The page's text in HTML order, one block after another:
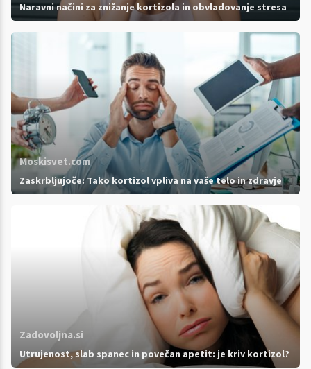
Naravni načini za znižanje kortizola in obvladovanje stresa
Moskisvet.com
Zaskrbljujoče: Tako kortizol vpliva na vaše telo in zdravje
Zadovoljna.si
Utrujenost, slab spanec in povečan apetit: je kriv kortizol?